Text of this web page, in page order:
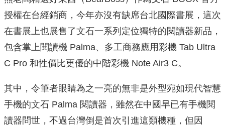
授權在台經銷商，今年亦沒有缺席台北國際書展，這次
在書展上也展售了文石一系列定位獨特的閱讀器新品，
包含掌上閱讀機 Palma、多工商務應用彩機 Tab Ultra
C Pro 和性價比更優的中階彩機 Note Air3 C。
其中，令筆者眼睛為之一亮的無非是外型宛如現代智慧
手機的文石 Palma 閱讀器，雖然在中國早已有手機閱
讀器問世，不過台灣倒是首次引進這類機種，但因